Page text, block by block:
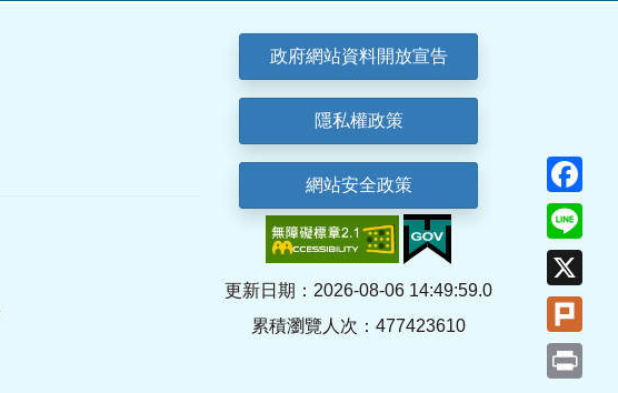
政府網站資料開放宣告
隱私權政策
網站安全政策
更新日期：2026-08-06 14:49:59.0
累積瀏覽人次：477423610